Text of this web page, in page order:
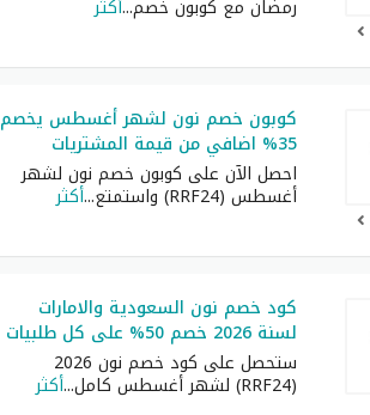
رمضان مع كوبون خصم...أكثر
كوبون خصم نون لشهر أغسطس يخصم
35% اضافي من قيمة المشتريات
احصل الآن على كوبون خصم نون لشهر
أغسطس (RRF24) واستمتع ...أكثر
كود خصم نون السعودية والامارات
لسنة 2026 خصم 50% على كل طلبيات
ستحصل على كود خصم نون 2026
(RRF24) لشهر أغسطس كامل ...أكثر